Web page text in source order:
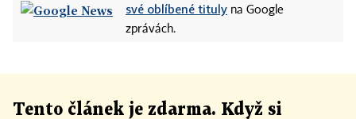
své oblíbené tituly na Google
zprávách.
Tento článek je zdarma. Když si